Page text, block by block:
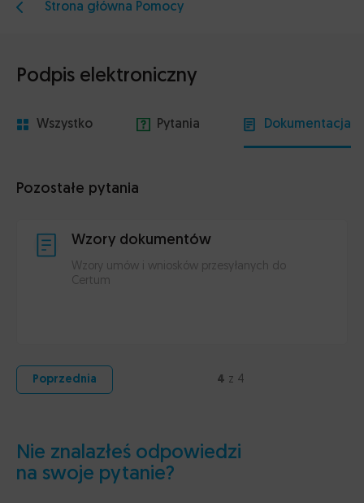
Strona główna Pomocy
Podpis elektroniczny
Wszystko Pytania Dokumentacja
Pozostałe pytania
Wzory dokumentów
Wzory umów i wniosków przesyłanych do
Certum
Poprzednia 4 z 4
Nie znalazłeś odpowiedzi
na swoje pytanie?